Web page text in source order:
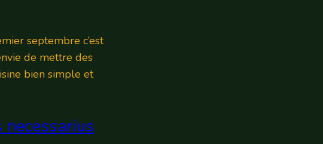
septembre c’est
de mettre des
bien simple et
necessarius